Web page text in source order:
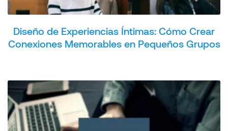
Diseño de Experiencias Íntimas: Cómo Crear
Conexiones Memorables en Pequeños Grupos